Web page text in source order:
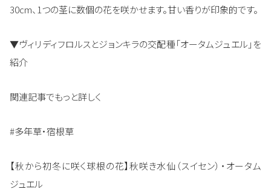
30cm、1つの茎に数個の花を咲かせます。甘い香りが印象的です。
▼ヴィリディフロルスとジョンキラの交配種「オータムジュエル」を
紹介
関連記事でもっと詳しく
#多年草・宿根草
【秋から初冬に咲く球根の花】秋咲き水仙（スイセン）・オータム
ジュエル